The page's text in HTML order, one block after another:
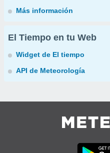
Más información
El Tiempo en tu Web
Widget de El tiempo
API de Meteorología